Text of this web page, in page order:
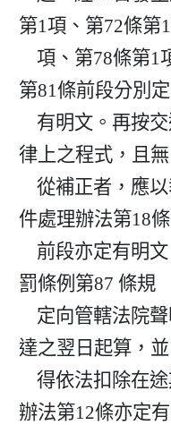
第1項、第72條第1
第81條前段分別定
律上之程式，且無
    從補正者，應以裁定駁回之，道路交通案
件處理辦法第18條
罰條例第87 條規
達之翌日起算，並
    得依法扣除在途期間，道路交通案件處理
辦法第12條亦定有